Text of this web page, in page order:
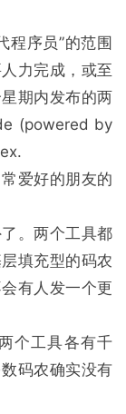
程序员”的范围
力完成，或至
期内发布的两
(powered by
爱好的朋友的
。两个工具都
填充型的码农
有人发一个更
个工具各有千
码农确实没有